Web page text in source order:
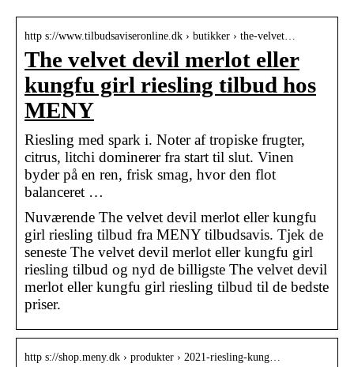
http s://www.tilbudsaviseronline.dk › butikker › the-velvet…
The velvet devil merlot eller
kungfu girl riesling tilbud hos
MENY
Riesling med spark i. Noter af tropiske frugter,
citrus, litchi dominerer fra start til slut. Vinen
byder på en ren, frisk smag, hvor den flot
balanceret …
Nuværende The velvet devil merlot eller kungfu
girl riesling tilbud fra MENY tilbudsavis. Tjek de
seneste The velvet devil merlot eller kungfu girl
riesling tilbud og nyd de billigste The velvet devil
merlot eller kungfu girl riesling tilbud til de bedste
priser.
http s://shop.meny.dk › produkter › 2021-riesling-kung…